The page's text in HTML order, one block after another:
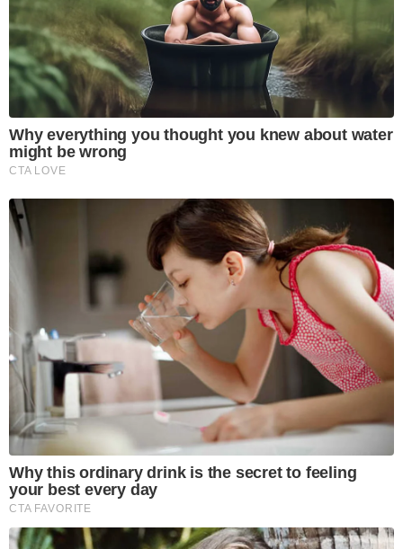
Why everything you thought you knew about water
might be wrong
CTA LOVE
Why this ordinary drink is the secret to feeling
your best every day
CTA FAVORITE